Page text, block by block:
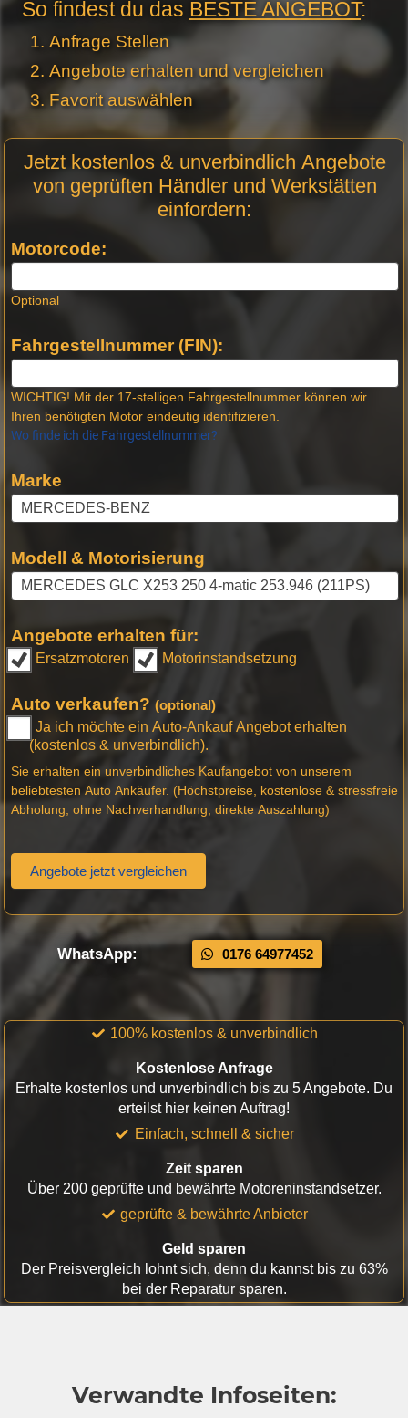
So findest du das BESTE ANGEBOT:
Anfrage Stellen
Angebote erhalten und vergleichen
Favorit auswählen
Anfrage
Stellen -
Jetzt kostenlos & unverbindlich Angebote
von geprüften Händler und Werkstätten
einfordern:
Motorcode:
Optional
Fahrgestellnummer (FIN):
WICHTIG! Mit der 17-stelligen Fahrgestellnummer können wir
Ihren benötigten Motor eindeutig identifizieren.
Wo finde ich die Fahrgestellnummer?
Marke
Modell & Motorisierung
Angebote erhalten für:
Ersatzmotoren Motorinstandsetzung
Auto verkaufen? (optional)
Ja ich möchte ein Auto-Ankauf Angebot erhalten
(kostenlos & unverbindlich).
Sie erhalten ein unverbindliches Kaufangebot von unserem
beliebtesten Auto Ankäufer. (Höchstpreise, kostenlose & stressfreie
Abholung, ohne Nachverhandlung, direkte Auszahlung)
Angebote jetzt vergleichen
WhatsApp: 0176 64977452
100% kostenlos & unverbindlich
Kostenlose Anfrage
Erhalte kostenlos und unverbindlich bis zu 5 Angebote. Du
erteilst hier keinen Auftrag!
Einfach, schnell & sicher
Zeit sparen
Über 200 geprüfte und bewährte Motoreninstandsetzer.
geprüfte & bewährte Anbieter
Geld sparen
Der Preisvergleich lohnt sich, denn du kannst bis zu 63%
bei der Reparatur sparen.
Verwandte Infoseiten: